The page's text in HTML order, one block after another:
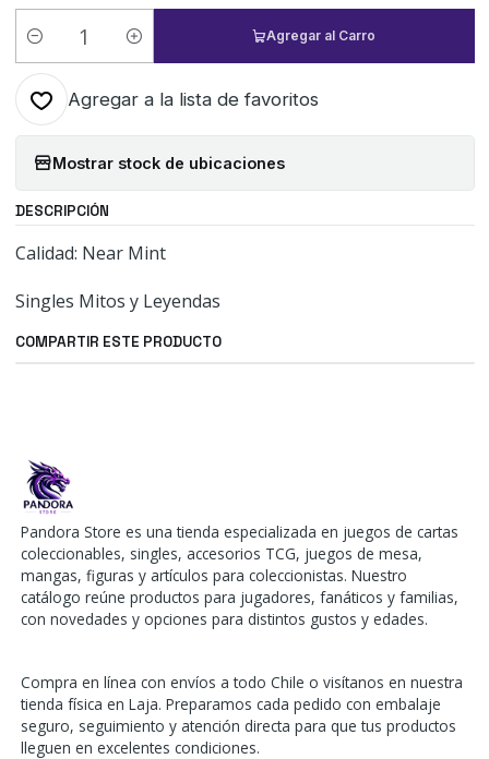
Cantidad
Agregar al Carro
Agregar a la lista de favoritos
Mostrar stock de ubicaciones
DESCRIPCIÓN
Calidad: Near Mint
Singles Mitos y Leyendas
COMPARTIR ESTE PRODUCTO
Pandora Store es una tienda especializada en juegos de cartas
coleccionables, singles, accesorios TCG, juegos de mesa,
mangas, figuras y artículos para coleccionistas. Nuestro
catálogo reúne productos para jugadores, fanáticos y familias,
con novedades y opciones para distintos gustos y edades.
Compra en línea con envíos a todo Chile o visítanos en nuestra
tienda física en Laja. Preparamos cada pedido con embalaje
seguro, seguimiento y atención directa para que tus productos
lleguen en excelentes condiciones.